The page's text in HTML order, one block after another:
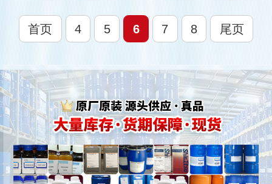
首页 4 5 6 7 8 尾页